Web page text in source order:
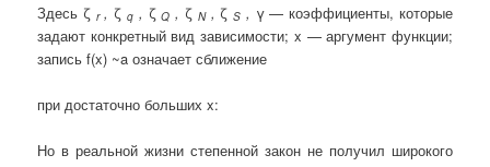
Здесь ζ r , ζ q , ζQ , ζ N , ζS , γ — коэффициенты, которые
задают конкретный вид зависимости; x — аргумент функции;
запись f(x) ~a означает сближение
при достаточно больших x:
Но в реальной жизни степенной закон не получил широкого